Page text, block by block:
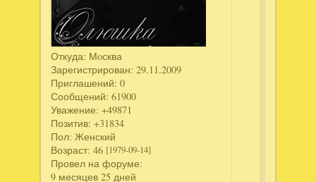
Откуда: Мoсква
Зарегистрирован: 29.11.2009
Приглашений: 0
Сообщений: 61900
Уважение: +49871
Позитив: +31834
Пол: Женский
Возраст: 46 [1979-09-14]
Провел на форуме:
9 месяцев 25 дней